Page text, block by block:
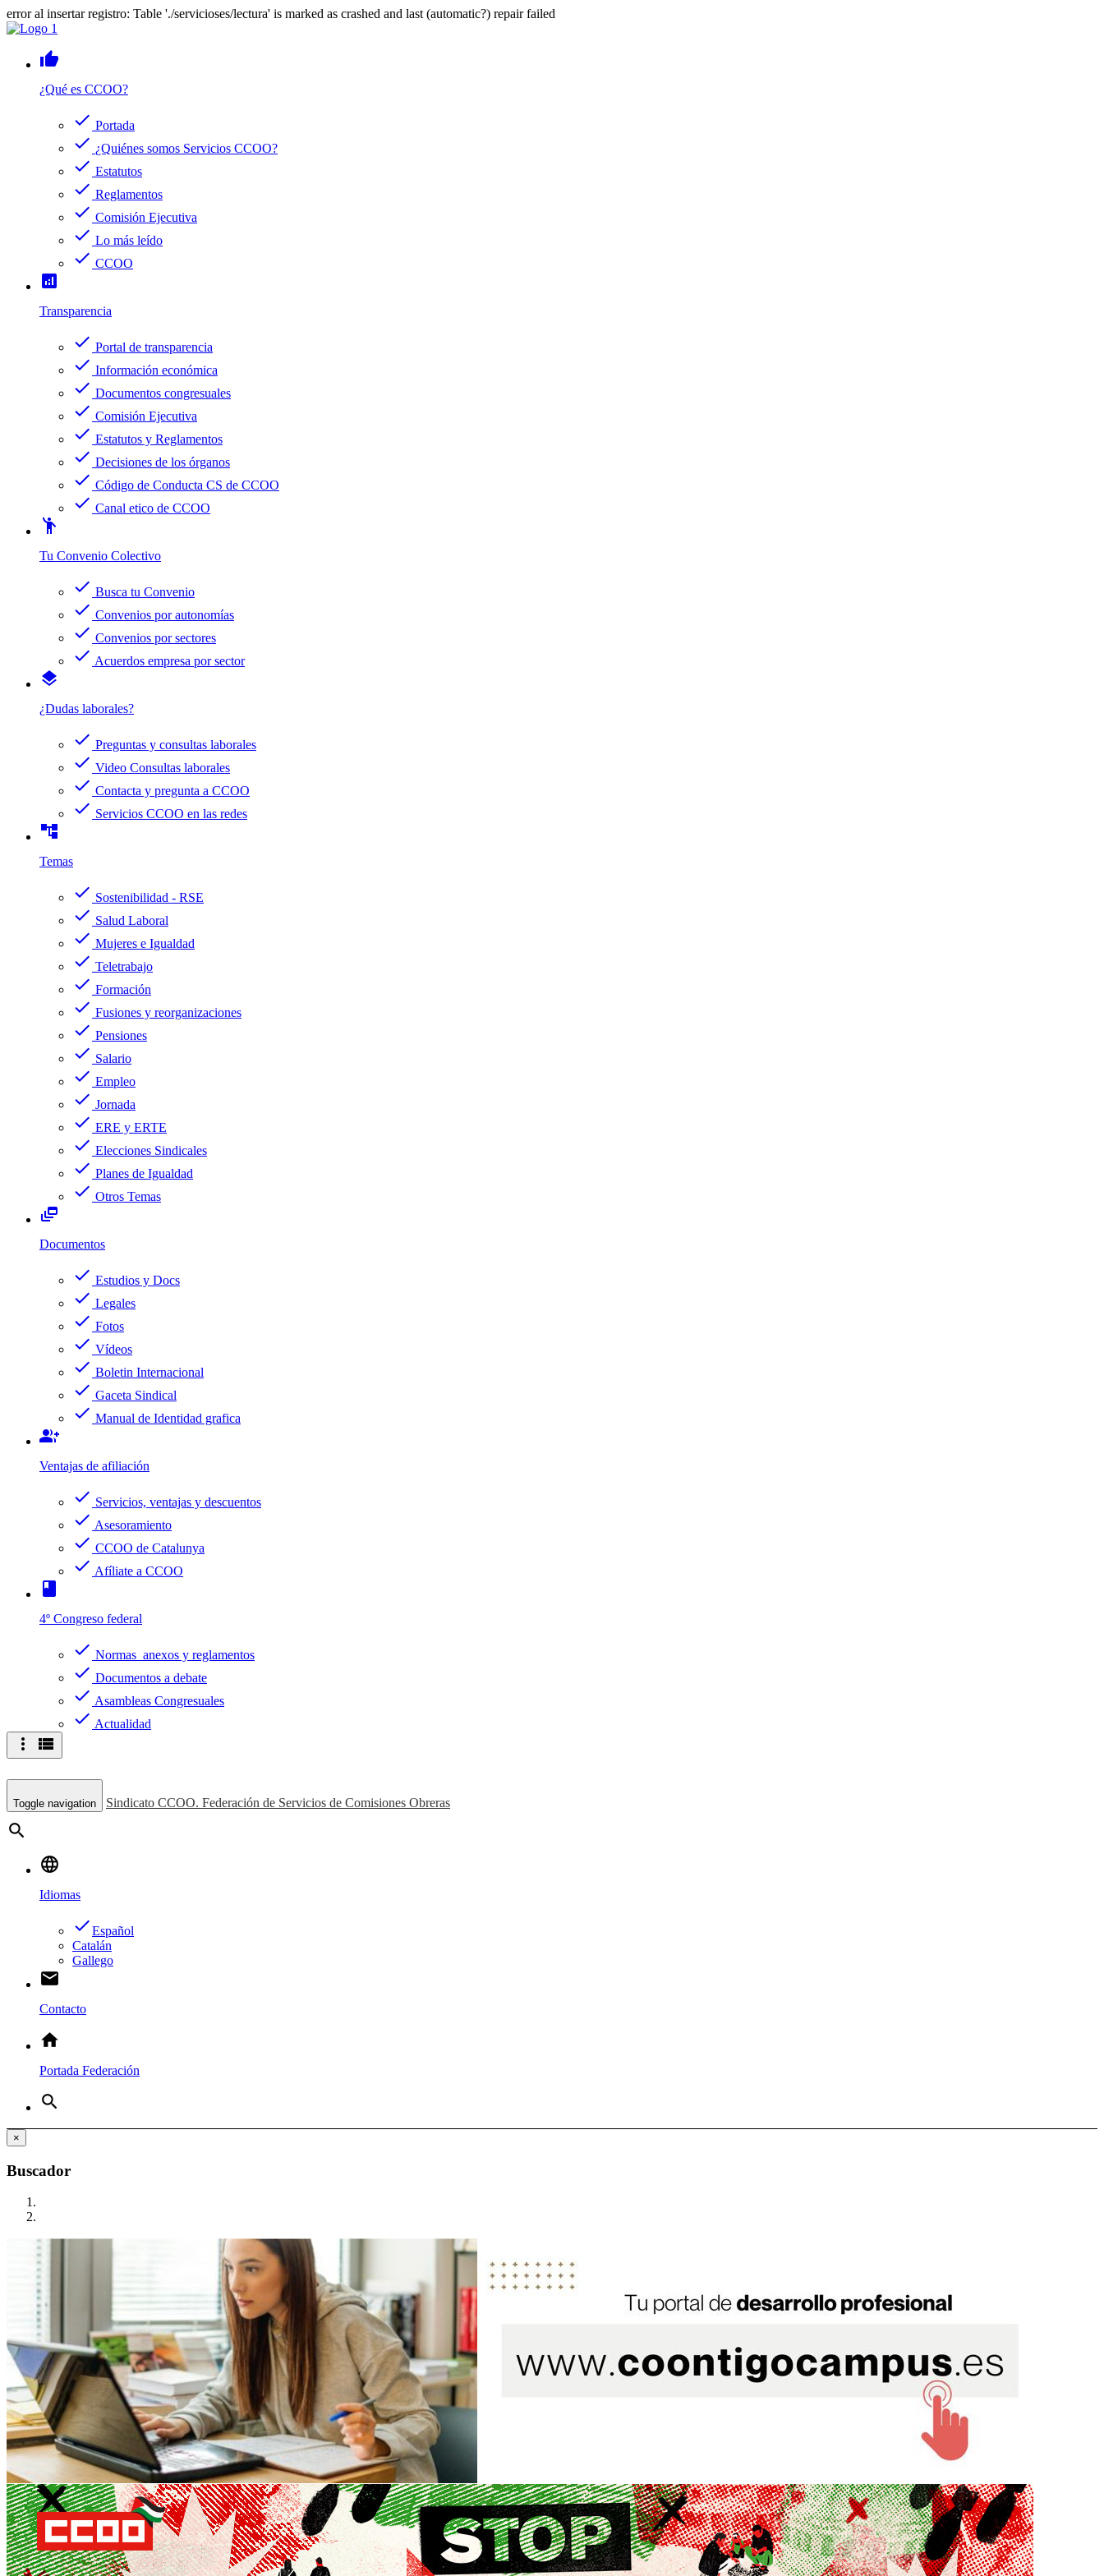
error al insertar registro: Table './servicioses/lectura' is marked as crashed and last (automatic?) repair failed
thumb_up
¿Qué es CCOO?
check Portada
check ¿Quiénes somos Servicios CCOO?
check Estatutos
check Reglamentos
check Comisión Ejecutiva
check Lo más leído
check CCOO
analytics
Transparencia
check Portal de transparencia
check Información económica
check Documentos congresuales
check Comisión Ejecutiva
check Estatutos y Reglamentos
check Decisiones de los órganos
check Código de Conducta CS de CCOO
check Canal etico de CCOO
emoji_people
Tu Convenio Colectivo
check Busca tu Convenio
check Convenios por autonomías
check Convenios por sectores
check Acuerdos empresa por sector
layers
¿Dudas laborales?
check Preguntas y consultas laborales
check Video Consultas laborales
check Contacta y pregunta a CCOO
check Servicios CCOO en las redes
account_tree
Temas
check Sostenibilidad - RSE
check Salud Laboral
check Mujeres e Igualdad
check Teletrabajo
check Formación
check Fusiones y reorganizaciones
check Pensiones
check Salario
check Empleo
check Jornada
check ERE y ERTE
check Elecciones Sindicales
check Planes de Igualdad
check Otros Temas
dynamic_feed
Documentos
check Estudios y Docs
check Legales
check Fotos
check Vídeos
check Boletin Internacional
check Gaceta Sindical
check Manual de Identidad grafica
group_add
Ventajas de afiliación
check Servicios, ventajas y descuentos
check Asesoramiento
check CCOO de Catalunya
check Afíliate a CCOO
book
4º Congreso federal
check Normas anexos y reglamentos
check Documentos a debate
check Asambleas Congresuales
check Actualidad
more_vert view_list
Toggle navigation Sindicato CCOO. Federación de Servicios de Comisiones Obreras
search
language
Idiomas
doneEspañol
Catalán
Gallego
email
Contacto
home
Portada Federación
search
×
Buscador